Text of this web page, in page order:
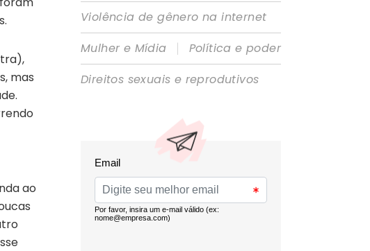
mas
ao
Violência de gênero na internet
Mulher e Mídia
|
Política e poder
Direitos sexuais e reprodutivos